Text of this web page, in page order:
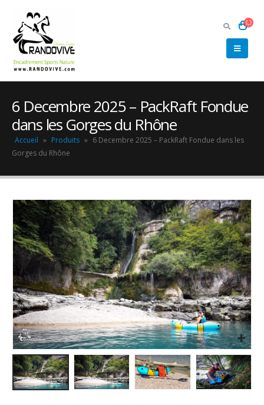
6 Decembre 2025 – PackRaft Fondue
dans les Gorges du Rhône
Accueil » Produits » 6 Decembre 2025 – PackRaft Fondue dans les
Gorges du Rhône